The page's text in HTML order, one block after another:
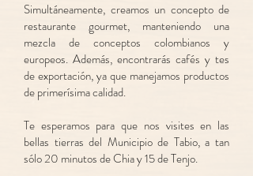
Simultáneamente, creamos un concepto de
restaurante gourmet, manteniendo una
mezcla de conceptos colombianos y
europeos. Además, encontrarás cafés y tes
de exportación, ya que manejamos productos
de primerísima calidad.
Te esperamos para que nos visites en las
bellas tierras del Municipio de Tabio, a tan
sólo 20 minutos de Chia y 15 de Tenjo.